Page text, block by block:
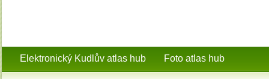
Elektronický Kudlův atlas hub Foto atlas hub